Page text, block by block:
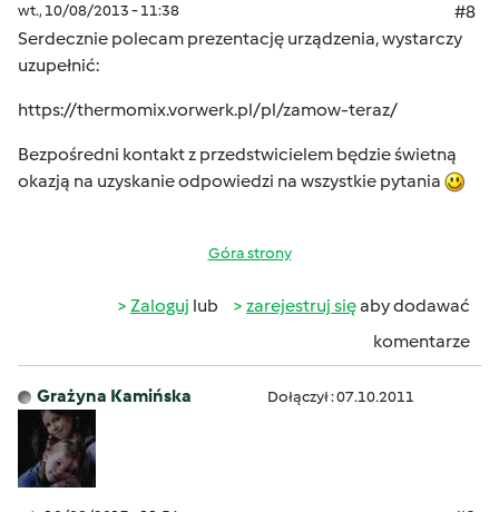
wt., 10/08/2013 - 11:38
#8
Serdecznie polecam prezentację urządzenia, wystarczy
uzupełnić:
https://thermomix.vorwerk.pl/pl/zamow-teraz/
Bezpośredni kontakt z przedstwicielem będzie świetną
okazją na uzyskanie odpowiedzi na wszystkie pytania
Góra strony
Zaloguj lub zarejestruj sięaby dodawać
komentarze
Grażyna Kamińska Dołączył : 07.10.2011